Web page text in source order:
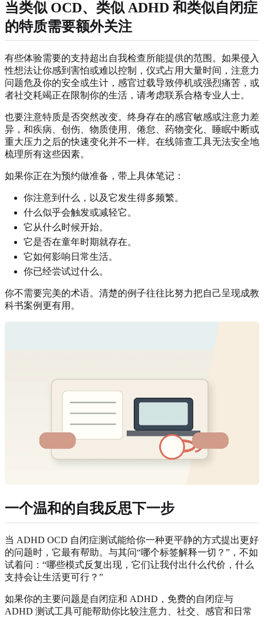
当类似 OCD、类似 ADHD 和类似自闭症
的特质需要额外关注
有些体验需要的支持超出自我检查所能提供的范围。如果侵入
性想法让你感到害怕或难以控制，仪式占用大量时间，注意力
问题危及你的安全或生计，感官过载导致停机或强烈痛苦，或
者社交耗竭正在限制你的生活，请考虑联系合格专业人士。
也要注意特质是否突然改变。终身存在的感官敏感或注意力差
异，和疾病、创伤、物质使用、倦怠、药物变化、睡眠中断或
重大压力之后的快速变化并不一样。在线筛查工具无法安全地
梳理所有这些因素。
如果你正在为预约做准备，带上具体笔记：
你注意到什么，以及它发生得多频繁。
什么似乎会触发或减轻它。
它从什么时候开始。
它是否在童年时期就存在。
它如何影响日常生活。
你已经尝试过什么。
你不需要完美的术语。清楚的例子往往比努力把自己呈现成教
科书案例更有用。
一个温和的自我反思下一步
当 ADHD OCD 自闭症测试能给你一种更平静的方式提出更好
的问题时，它最有帮助。与其问“哪个标签解释一切？”，不如
试着问：“哪些模式反复出现，它们让我付出什么代价，什么
支持会让生活更可行？”
如果你的主要问题是自闭症和 ADHD，免费的自闭症与
ADHD 测试工具可能帮助你比较注意力、社交、感官和日常